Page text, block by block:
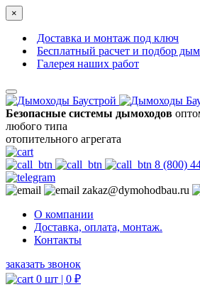
×
Доставка и монтаж под ключ
Бесплатный расчет и подбор
Галерея наших работ
Безопасные системы дымоходов
любого типа
отопительного агрегата
8 (800)
zakaz@dymohodbau.ru
О компании
Доставка, оплата, монтаж.
Контакты
заказать звонок
0 шт | 0 ₽